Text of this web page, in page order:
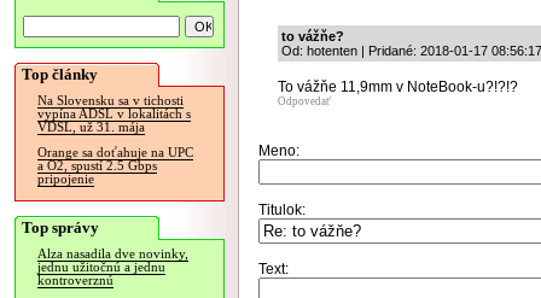
Top články
Na Slovensku sa v tichosti
vypína ADSL v lokalitách s
VDSL, už 31. mája
Orange sa doťahuje na UPC
a O2, spustí 2.5 Gbps
pripojenie
Top správy
Alza nasadila dve novinky,
jednu užitočnú a jednu
kontroverznú
to vážňe?
Od: hotenten | Pridané: 2018-01-17 08:56:17
To vážňe 11,9mm v NoteBook-u?!?!?
Odpovedať
Meno:
Titulok:
Text: